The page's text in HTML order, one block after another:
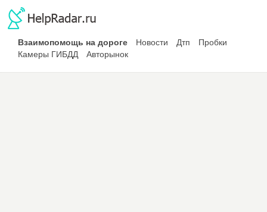
Взаимопомощь на дороге Новости Дтп
Пробки
Камеры ГИБДД
Авторынок